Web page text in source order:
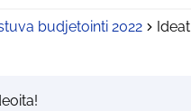
budjetointi 2022 Ideat